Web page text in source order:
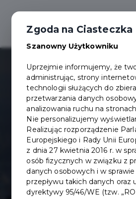
Zgoda na Ciasteczka
Szanowny Użytkowniku
Uprzejmie informujemy, że
administrując, strony
technologii służących do
przetwarzania danych
analizowania ruchu na
Nie personalizujemy
Realizując rozporządzenie
Europejskiego i Rady Unii
z dnia 27 kwietnia 2016 r. w
osób fizycznych w związku z
danych osobowych i w
przepływu takich danych oraz
dyrektywy 95/46/WE (tzw.